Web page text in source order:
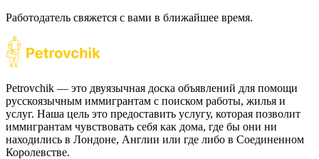
Работодатель свяжется с вами в ближайшее время.
Petrovchik — это двуязычная доска объявлений для помощи
русскоязычным иммигрантам с поиском работы, жилья и
услуг. Наша цель это предоставить услугу, которая позволит
иммигрантам чувствовать себя как дома, где бы они ни
находились в Лондоне, Англии или где либо в Соединенном
Королевстве.